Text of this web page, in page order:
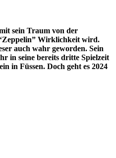
sein Traum von der
Wirklichkeit wird.
auch wahr geworden. Sein
in seine bereits dritte Spielzeit
in Füssen. Doch geht es 2024